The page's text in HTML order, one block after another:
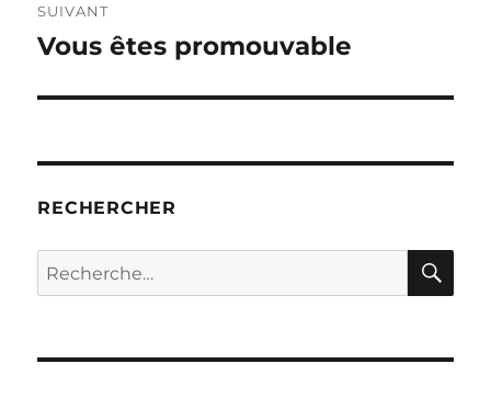
SUIVANT
Publication
Vous êtes promouvable
RECHERCHER
Recherche
pour :